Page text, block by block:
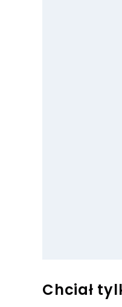
Chciał